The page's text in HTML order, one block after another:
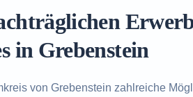
in Grebenstein
von Grebenstein zahlreiche